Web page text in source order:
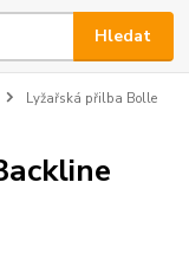
Hledat
Lyžařská přilba Bolle